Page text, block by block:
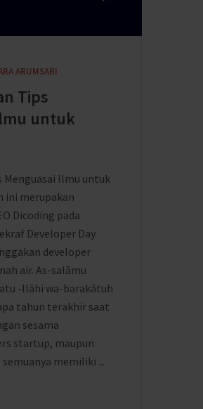
ARUMSARI
Tips
untuk
Menguasai Ilmu untuk
ini merupakan
Dicoding pada
Developer Day
developer
air. As-salāmu
-llāhi wa-barakātuh
tahun terakhir saat
sesama
startup, maupun
memiliki ...